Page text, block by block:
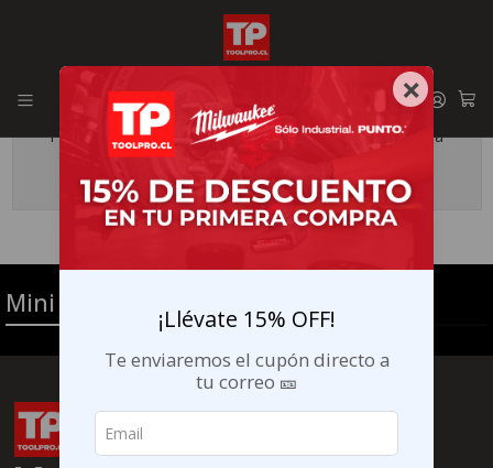
Envíos GRATIS en la RM por compras sobre $29.990
Todavía no hay productos disponibles aquí
Puedes probar a buscar en otras categorías o utilizar la
barra de búsqueda para encontrar otros productos.
Mini cortadoras
×
¡Llévate 15% OFF!
Te enviaremos el cupón directo a
tu correo 🎫